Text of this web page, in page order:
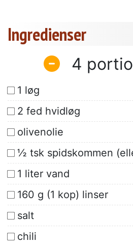
Ingredienser
4
1 løg
2 fed hvidløg
olivenolie
½ tsk spidskommen
1 liter vand
160 g (1 kop) linser
salt
chili